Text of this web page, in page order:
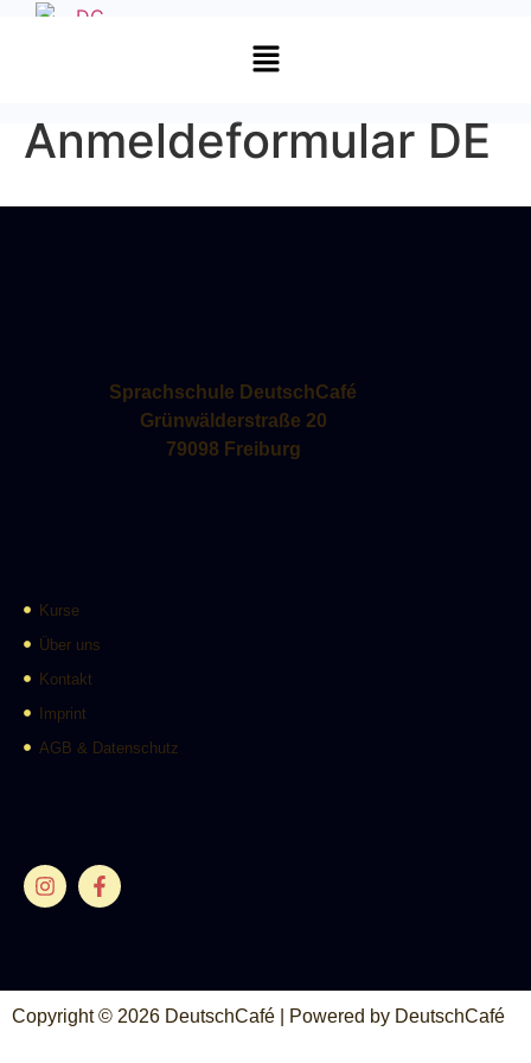
Anmeldeformular DE
Sprachschule DeutschCafé
Grünwälderstraße 20
79098 Freiburg
Kurse
Über uns
Kontakt
Imprint
AGB & Datenschutz
Copyright © 2026 DeutschCafé | Powered by DeutschCafé